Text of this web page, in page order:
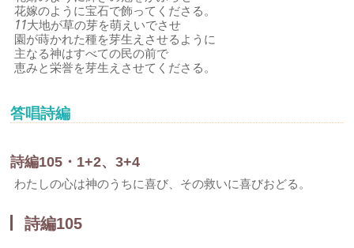
花嫁のように宝石で飾ってくださる。
11大地が草の芽を萌えいでさせ
園が蒔かれた種を芽生えさせるように
主なる神はすべての民の前で
恵みと栄誉を芽生えさせてくださる。
答唱詩編
詩編105・1+2、3+4
わたしの心は神のうちに喜び、その救いに喜びおどる。
詩編105